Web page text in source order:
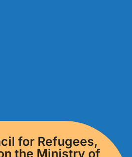
for Refugees,
the Ministry of